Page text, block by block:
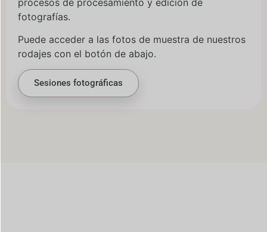
fotografías.
Puede acceder a las fotos de muestra de nuestros
rodajes con el botón de abajo.
Sesiones fotográficas